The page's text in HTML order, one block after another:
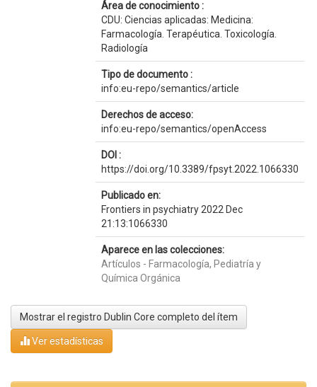
Área de conocimiento :
CDU: Ciencias aplicadas: Medicina:
Farmacología. Terapéutica. Toxicología.
Radiología
Tipo de documento :
info:eu-repo/semantics/article
Derechos de acceso:
info:eu-repo/semantics/openAccess
DOI :
https://doi.org/10.3389/fpsyt.2022.1066330
Publicado en:
Frontiers in psychiatry 2022 Dec
21:13:1066330
Aparece en las colecciones:
Artículos - Farmacología, Pediatría y
Química Orgánica
Mostrar el registro Dublin Core completo del ítem
Ver estadísticas